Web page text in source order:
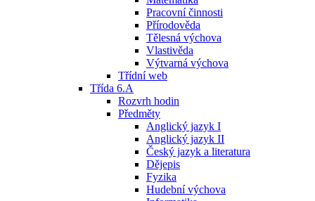
Pracovní činnosti
Přírodověda
Tělesná výchova
Vlastivěda
Výtvarná výchova
Třídní web
Třída 6.A
Rozvrh hodin
Předměty
Anglický jazyk I
Anglický jazyk II
Český jazyk a literatura
Dějepis
Fyzika
Hudební výchova